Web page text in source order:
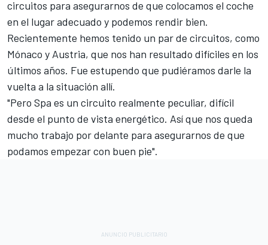
circuitos para asegurarnos de que colocamos el coche
en el lugar adecuado y podemos rendir bien.
Recientemente hemos tenido un par de circuitos, como
Mónaco y Austria, que nos han resultado difíciles en los
últimos años. Fue estupendo que pudiéramos darle la
vuelta a la situación allí.
"Pero Spa es un circuito realmente peculiar, difícil
desde el punto de vista energético. Así que nos queda
mucho trabajo por delante para asegurarnos de que
podamos empezar con buen pie".